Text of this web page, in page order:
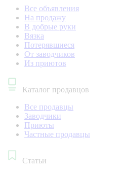
Все объявления
На продажу
В добрые руки
Вязка
Потерявшиеся
От заводчиков
Из приютов
Каталог продавцов
Все продавцы
Заводчики
Приюты
Частные продавцы
Статьи